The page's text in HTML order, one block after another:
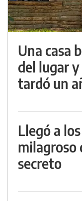
Una casa
del lugar
tardó un
Llegó a
milagroso
secreto